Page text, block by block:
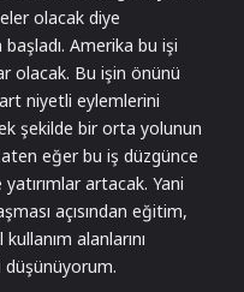
olacak diye
Amerika bu işi
olacak. Bu işin önünü
niyetli eylemlerini
şekilde bir orta yolunun
eğer bu iş düzgünce
artacak. Yani
açısından eğitim,
alanlarını